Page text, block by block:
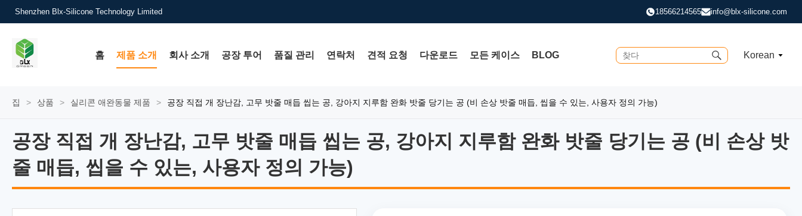
Shenzhen Blx-Silicone Technology Limited 18566214565 info@blx-silicone.com
홈 제품 소개 회사 소개 공장 투어 품질 관리 연락처 견적 요청 다운로드 모든 케이스 BLOG Korean
집 > 상품 > 실리콘 애완동물 제품 > 공장 직접 개 장난감, 고무 밧줄 매듭 씹는 공, 강아지 지루함 완화 밧줄 당기는 공 (비 손상 밧줄 매듭, 씹을 수 있는, 사용자 정의 가능)
공장 직접 개 장난감, 고무 밧줄 매듭 씹는 공, 강아지 지루함 완화 밧줄 당기는 공 (비 손상 밧
줄 매듭, 씹을 수 있는, 사용자 정의 가능)
공장 직접 개 장난감, 고무 밧줄 매듭 씹는 공, 강아지 지루함 완화 밧줄 당기는 공 (비 손상 밧